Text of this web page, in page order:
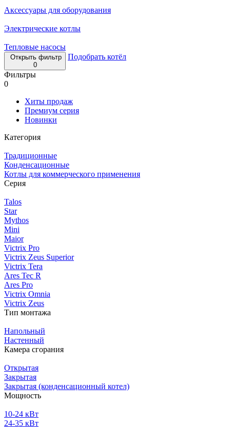
Аксессуары для оборудования
Электрические котлы
Тепловые насосы
Открыть фильтр
0
Подобрать котёл
Фильтры
0
Хиты продаж
Премиум серия
Новинки
Категория
Традиционные
Конденсационные
Котлы для коммерческого применения
Серия
Talos
Star
Mythos
Mini
Maior
Victrix Pro
Victrix Zeus Superior
Victrix Tera
Ares Tec R
Ares Pro
Victrix Omnia
Victrix Zeus
Тип монтажа
Напольный
Настенный
Камера сгорания
Открытая
Закрытая
Закрытая (конденсационный котел)
Мощность
10-24 кВт
24-35 кВт